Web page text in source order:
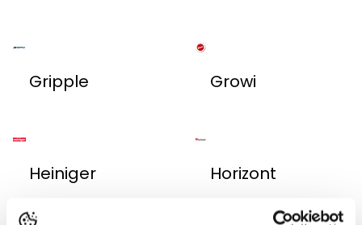
Gripple Growi
Heiniger Horizont